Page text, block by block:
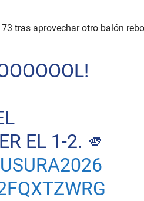
tras aprovechar otro balón
EL 1-2. 🫵